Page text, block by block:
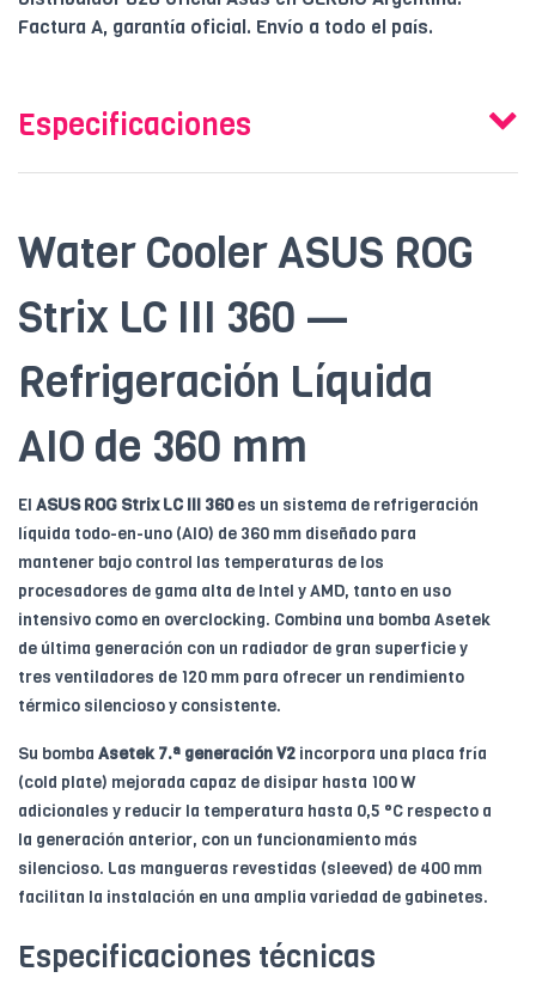
Factura A, garantía oficial. Envío a todo el país.
Especificaciones
Water Cooler ASUS ROG
Strix LC III 360 —
Refrigeración Líquida
AIO de 360 mm
El ASUS ROG Strix LC III 360es un sistema de refrigeración
líquida todo-en-uno (AIO) de 360 mm diseñado para
mantener bajo control las temperaturas de los
procesadores de gama alta de Intel y AMD, tanto en uso
intensivo como en overclocking. Combina una bomba Asetek
de última generación con un radiador de gran superficie y
tres ventiladores de 120 mm para ofrecer un rendimiento
térmico silencioso y consistente.
Su bomba Asetek 7.ª generación V2 incorpora una placa fría
(cold plate) mejorada capaz de disipar hasta 100 W
adicionales y reducir la temperatura hasta 0,5 °C respecto a
la generación anterior, con un funcionamiento más
silencioso. Las mangueras revestidas (sleeved) de 400 mm
facilitan la instalación en una amplia variedad de gabinetes.
Especificaciones técnicas